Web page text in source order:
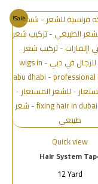
Sale!
Quick view
Hair System
12 Yard